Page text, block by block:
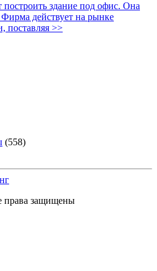
здание под офис. Она
Фирма действует на рынке
поставляя >>
(558)
права защищены